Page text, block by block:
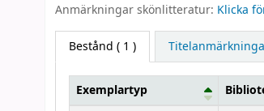
Anmärkningar skönlitteratur: Klicka
Bestånd ( 1 )
Exemplartyp